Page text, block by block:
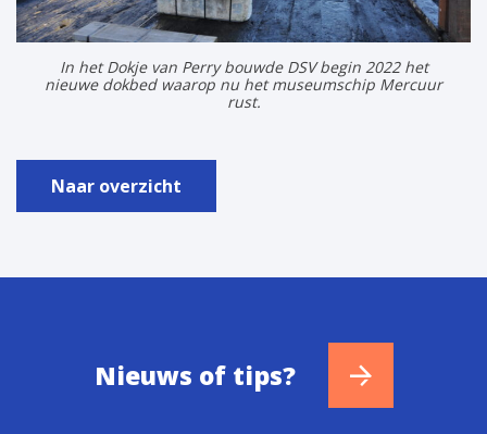
In het Dokje van Perry bouwde DSV begin 2022 het
nieuwe dokbed waarop nu het museumschip Mercuur
rust.
Naar overzicht
Nieuws of tips?